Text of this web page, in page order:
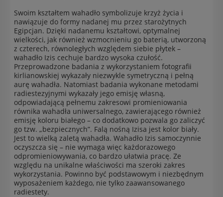
Swoim kształtem wahadło symbolizuje krzyż życia i
nawiązuje do formy nadanej mu przez starożytnych
Egipcjan. Dzięki nadanemu kształtowi, optymalnej
wielkości, jak również wzmocnieniu go baterią, utworzoną
z czterech, równoległych względem siebie płytek –
wahadło Izis cechuje bardzo wysoka czułość.
Przeprowadzone badania z wykorzystaniem fotografii
kirlianowskiej wykazały niezwykle symetryczną i pełną
aurę wahadła. Natomiast badania wykonane metodami
radiestezyjnymi wykazały jego emisję własną,
odpowiadającą pełnemu zakresowi promieniowania
równika wahadła uniwersalnego, zawierającego również
emisję koloru białego – co dodatkowo pozwala go zaliczyć
go tzw. „bezpiecznych”. Falą nośną Izisa jest kolor biały.
Jest to wielką zaletą wahadła. Wahadło Izis samoczynnie
oczyszcza się – nie wymaga więc każdorazowego
odpromieniowywania, co bardzo ułatwia pracę. Ze
względu na unikalne właściwości ma szeroki zakres
wykorzystania. Powinno być podstawowym i niezbędnym
wyposażeniem każdego, nie tylko zaawansowanego
radiestety.